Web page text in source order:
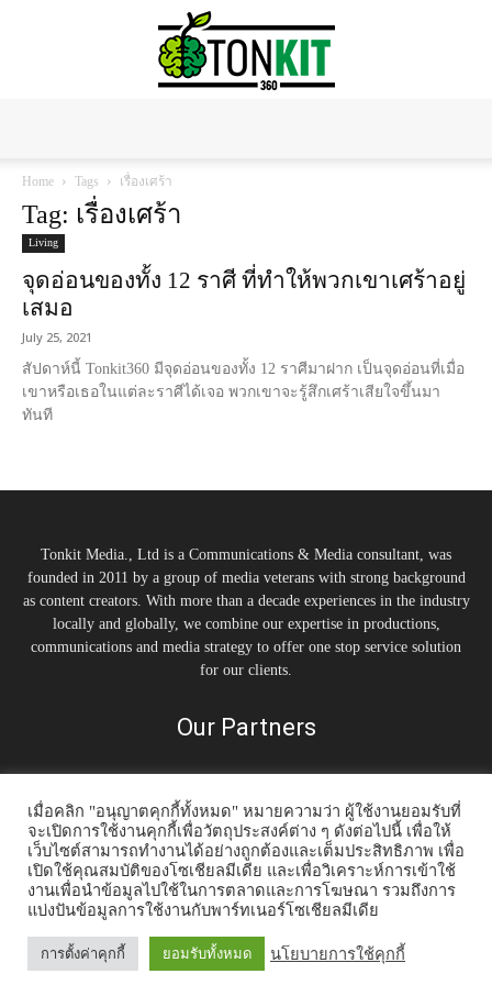
Home Tags เรื่องเศร้า
Tag: เรื่องเศร้า
Living
จุดอ่อนของทั้ง 12 ราศี ที่ทำให้พวกเขาเศร้าอยู่
เสมอ
July 25, 2021
สัปดาห์นี้ Tonkit360 มีจุดอ่อนของทั้ง 12 ราศีมาฝาก เป็นจุดอ่อนที่เมื่อ
เขาหรือเธอในแต่ละราศีได้เจอ พวกเขาจะรู้สึกเศร้าเสียใจขึ้นมา
ทันที
Tonkit Media., Ltd is a Communications & Media consultant, was
founded in 2011 by a group of media veterans with strong background
as content creators. With more than a decade experiences in the industry
locally and globally, we combine our expertise in productions,
communications and media strategy to offer one stop service solution
for our clients.
Our Partners
Home Tonkit TV Podcast คนต้นคิด Work & Living
Inspiration
Trending Story
เมื่อคลิก "อนุญาตคุกกี้ทั้งหมด" หมายความว่า ผู้ใช้งานยอมรับที่
จะเปิดการใช้งานคุกกี้เพื่อวัตถุประสงค์ต่าง ๆ ดังต่อไปนี้ เพื่อให้
เว็บไซต์สามารถทำงานได้อย่างถูกต้องและเต็มประสิทธิภาพ เพื่อ
เปิดใช้คุณสมบัติของโซเชียลมีเดีย และเพื่อวิเคราะห์การเข้าใช้
งานเพื่อนำข้อมูลไปใช้ในการตลาดและการโฆษณา รวมถึงการ
แบ่งปันข้อมูลการใช้งานกับพาร์ทเนอร์โซเชียลมีเดีย
การตั้งค่าคุกกี้ ยอมรับทั้งหมด นโยบายการใช้คุกกี้